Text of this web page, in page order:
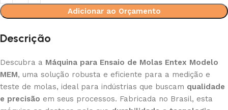
Adicionar ao Orçamento
Descrição
Descubra a Máquina para Ensaio de Molas Entex Modelo
MEM, uma solução robusta e eficiente para a medição e
teste de molas, ideal para indústrias que buscam qualidade
e precisão em seus processos. Fabricada no Brasil, esta